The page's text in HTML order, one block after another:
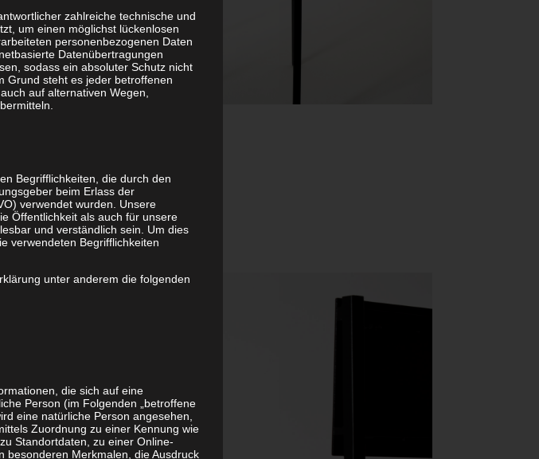
zahlreiche technische und
um einen möglichst lückenlosen
personenbezogenen Daten
Datenübertragungen
sodass ein absoluter Schutz nicht
Grund steht es jeder betroffenen
auf alternativen Wegen,
Begrifflichkeiten, die durch den
beim Erlass der
verwendet wurden. Unsere
Öffentlichkeit als auch für unsere
und verständlich sein. Um dies
verwendeten Begrifflichkeiten
unter anderem die folgenden
die sich auf eine
Person (im Folgenden „betroffene
eine natürliche Person angesehen,
Zuordnung zu einer Kennung wie
Standortdaten, zu einer Online-
besonderen Merkmalen, die Ausdruck